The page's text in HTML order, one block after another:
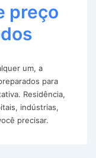
preço
um, a
para
Residência,
indústrias,
precisar.